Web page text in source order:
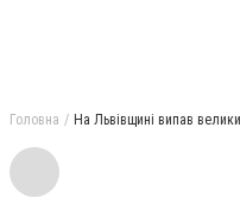
Головна На Львівщині випав